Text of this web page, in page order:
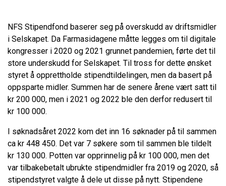
NFS Stipendfond baserer seg på overskudd av driftsmidler
i Selskapet. Da Farmasidagene måtte legges om til digitale
kongresser i 2020 og 2021 grunnet pandemien, førte det til
store underskudd for Selskapet. Til tross for dette ønsket
styret å opprettholde stipendtildelingen, men da basert på
oppsparte midler. Summen har de senere årene vært satt til
kr 200 000, men i 2021 og 2022 ble den derfor redusert til
kr 100 000.
I søknadsåret 2022 kom det inn 16 søknader på til sammen
ca kr 448 450. Det var 7 søkere som til sammen ble tildelt
kr 130 000. Potten var opprinnelig på kr 100 000, men det
var tilbakebetalt ubrukte stipendmidler fra 2019 og 2020, så
stipendstyret valgte å dele ut disse på nytt. Stipendene